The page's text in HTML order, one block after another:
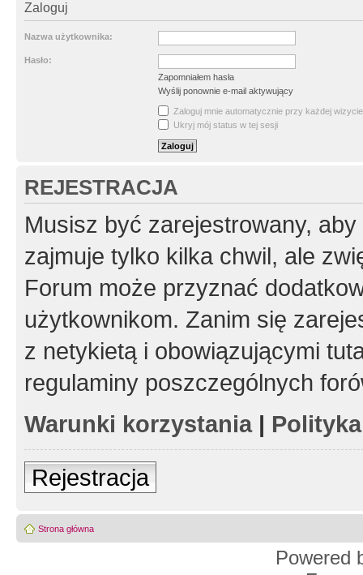
Zaloguj
Nazwa użytkownika:
Hasło:
Zapomniałem hasła
Wyślij ponownie e-mail aktywujący
Zaloguj mnie automatycznie przy każdej wizycie
Ukryj mój status w tej sesji
REJESTRACJA
Musisz być zarejestrowany,
zajmuje tylko kilka chwil, ale
Forum może przyznać
użytkownikom. Zanim się
z netykietą i obowiązującymi
regulaminy poszczególnych
Warunki korzystania|
Rejestracja
Strona główna
Powered